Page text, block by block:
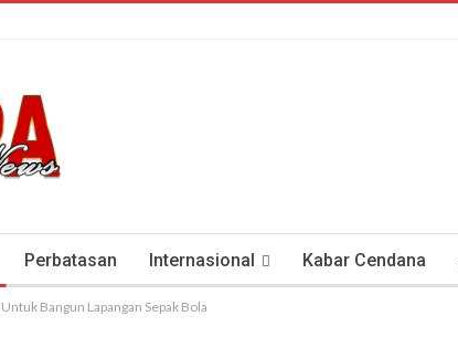
Perbatasan Internasional Kabar Cendana
Antisipasi COVID-19
Bangun Lapangan Sepak Bola